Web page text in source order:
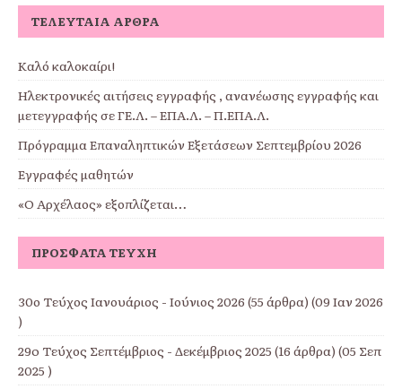
ΤΕΛΕΥΤΑΊΑ ΆΡΘΡΑ
Καλό καλοκαίρι!
Ηλεκτρονικές αιτήσεις εγγραφής , ανανέωσης εγγραφής και
μετεγγραφής σε ΓΕ.Λ. – ΕΠΑ.Λ. – Π.ΕΠΑ.Λ.
Πρόγραμμα Επαναληπτικών Εξετάσεων Σεπτεμβρίου 2026
Εγγραφές μαθητών
«Ο Αρχέλαος» εξοπλίζεται…
ΠΡΌΣΦΑΤΑ ΤΕΎΧΗ
30ο Τεύχος Ιανουάριος - Ιούνιος 2026 (55 άρθρα) (09 Ιαν 2026
)
29o Τεύχος Σεπτέμβριος - Δεκέμβριος 2025 (16 άρθρα) (05 Σεπ
2025 )